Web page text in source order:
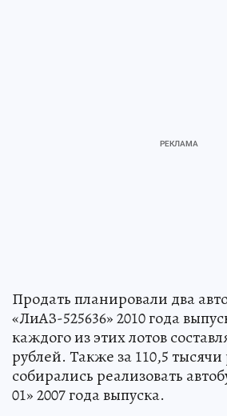
Продать планировали два
«ЛиАЗ-525636» 2010 года
каждого из этих лотов
рублей. Также за 110,5 тысячи
собирались реализовать
01» 2007 года выпуска.